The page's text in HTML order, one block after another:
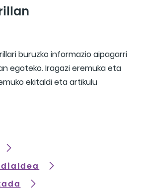
buruzko informazio aipagarri
egoteko. Iragazi eremuka eta
ekitaldi eta artikulu